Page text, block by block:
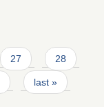
27 28
last »